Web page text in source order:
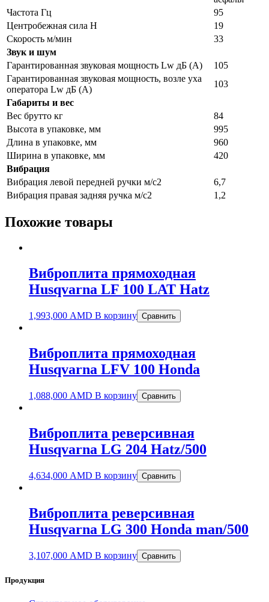
Частота Гц
95
Центробежная сила Н
19
Скорость м/мин
33
Звук и шум
Гарантированная звуковая мощность Lw дБ (А)
105
Гарантированная звуковая мощность, возле уха
оператора Lw дБ (А)
103
Габариты и вес
Вес брутто кг
84
Высота в упаковке, мм
995
Длина в упаковке, мм
960
Ширина в упаковке, мм
420
Вибрация
Вибрация левой передней ручки м/с2
6,7
Вибрация правая задняя ручка м/с2
1,2
Похожие товары
Виброплита прямоходная
Husqvarna LF 100 LAT Hatz
1,993,000 AMD В корзину Сравнить
Виброплита прямоходная
Husqvarna LFV 100 Honda
1,088,000 AMD В корзину Сравнить
Виброплита реверсивная
Husqvarna LG 204 Hatz/500
4,634,000 AMD В корзину Сравнить
Виброплита реверсивная
Husqvarna LG 300 Honda man/500
3,107,000 AMD В корзину Сравнить
Продукция